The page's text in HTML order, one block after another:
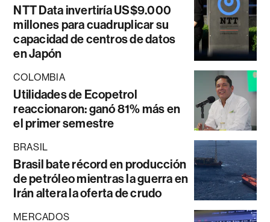
NTT Data invertiría US$9.000
millones para cuadruplicar su
capacidad de centros de datos
en Japón
COLOMBIA
Utilidades de Ecopetrol
reaccionaron: ganó 81% más en
el primer semestre
BRASIL
Brasil bate récord en producción
de petróleo mientras la guerra en
Irán altera la oferta de crudo
MERCADOS